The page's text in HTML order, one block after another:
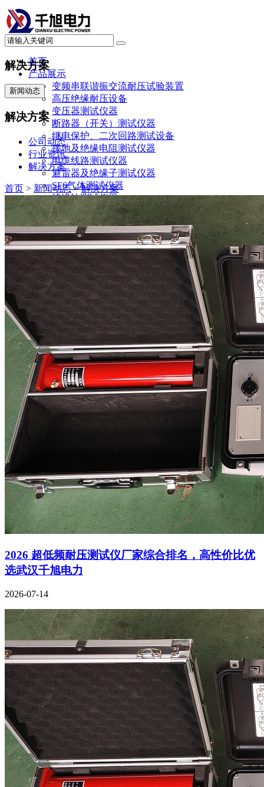
首页
产品展示
变频串联谐振交流耐压试验装置
高压绝缘耐压设备
变压器测试仪器
断路器（开关）测试仪器
继电保护、二次回路测试设备
接地及绝缘电阻测试仪器
电缆线路测试仪器
避雷器及绝缘子测试仪器
SF6气体测试仪器
绝缘油测试仪器
直流系统及蓄电池测试仪器
电力计量测试仪器
局部放电测试仪器
承试升资质试验设备
其他
新闻动态
公司动态
行业资讯
解决方案
产品案例
指导书
培训方案
详情案例
实用工具
关于我们
联系我们
解决方案
新闻动态
解决方案
公司动态
行业资讯
解决方案
首页 > 新闻动态>解决方案
2026 超低频耐压测试仪厂家综合排名，高性价比优
选武汉千旭电力
2026-07-14